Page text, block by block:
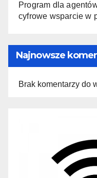
Program dla
cyfrowe wsparcie w
Najnowsze
Brak komentarzy do